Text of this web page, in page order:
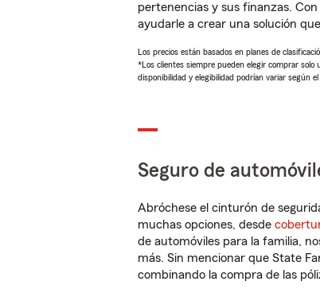
pertenencias y sus finanzas.
ayudarle a crear una solución
Los precios están basados en planes de
*Los clientes siempre pueden elegir comprar solo
disponibilidad y elegibilidad podrían variar según el
Seguro de
Abróchese el cinturón de
muchas opciones, desde
de automóviles para la familia,
más. Sin mencionar que State
combinando la compra de las